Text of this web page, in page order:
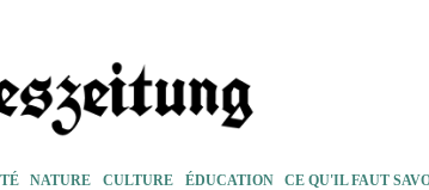
NATURE CULTURE ÉDUCATION CE QU'IL FAUT